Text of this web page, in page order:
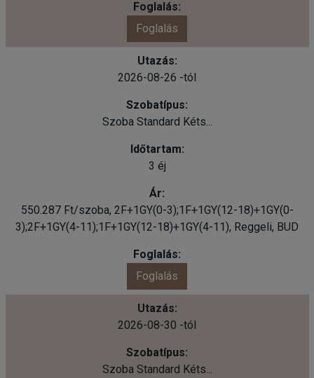
Foglalás
2026-08-26 -tól
Szoba Standard Kéts...
3 éj
550.287 Ft/szoba, 2F+1GY(0-3);1F+1GY(12-18)+1GY(0-
3);2F+1GY(4-11);1F+1GY(12-18)+1GY(4-11), Reggeli, BUD
Foglalás
2026-08-30 -tól
Szoba Standard Kéts...